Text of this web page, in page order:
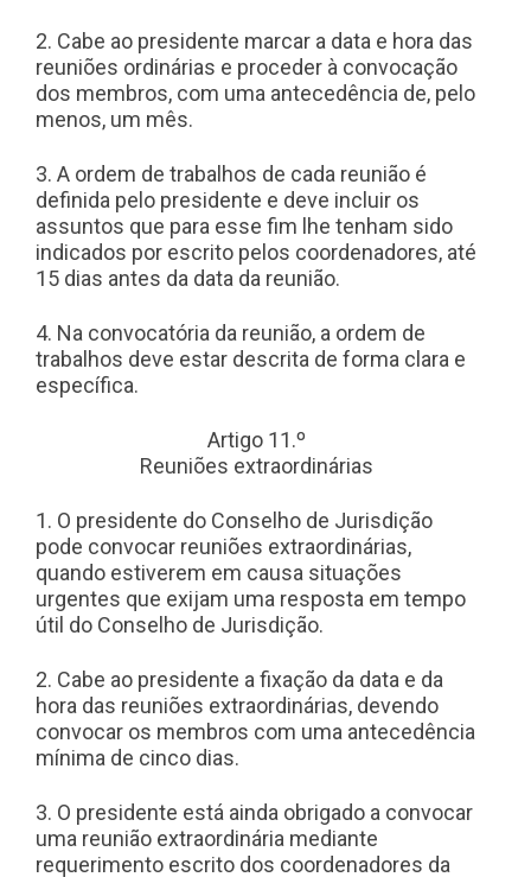
2. Cabe ao presidente marcar a data e hora das
reuniões ordinárias e proceder à convocação
dos membros, com uma antecedência de, pelo
menos, um mês.
3. A ordem de trabalhos de cada reunião é
definida pelo presidente e deve incluir os
assuntos que para esse fim lhe tenham sido
indicados por escrito pelos coordenadores, até
15 dias antes da data da reunião.
4. Na convocatória da reunião, a ordem de
trabalhos deve estar descrita de forma clara e
específica.
Artigo 11.º
Reuniões extraordinárias
1. O presidente do Conselho de Jurisdição
pode convocar reuniões extraordinárias,
quando estiverem em causa situações
urgentes que exijam uma resposta em tempo
útil do Conselho de Jurisdição.
2. Cabe ao presidente a fixação da data e da
hora das reuniões extraordinárias, devendo
convocar os membros com uma antecedência
mínima de cinco dias.
3. O presidente está ainda obrigado a convocar
uma reunião extraordinária mediante
requerimento escrito dos coordenadores da